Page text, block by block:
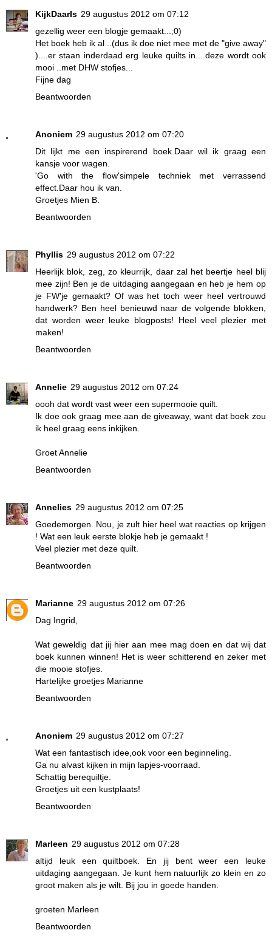
KijkDaarIs 29 augustus 2012 om 07:12
gezellig weer een blogje gemaakt...;0)
Het boek heb ik al ..(dus ik doe niet mee met de "give away"
)....er staan inderdaad erg leuke quilts in....deze wordt ook
mooi ..met DHW stofjes...
Fijne dag
Beantwoorden
Anoniem 29 augustus 2012 om 07:20
Dit lijkt me een inspirerend boek.Daar wil ik graag een
kansje voor wagen.
'Go with the flow'simpele techniek met verrassend
effect.Daar hou ik van.
Groetjes Mien B.
Beantwoorden
Phyllis 29 augustus 2012 om 07:22
Heerlijk blok, zeg, zo kleurrijk, daar zal het beertje heel blij
mee zijn! Ben je de uitdaging aangegaan en heb je hem op
je FW'je gemaakt? Of was het toch weer heel vertrouwd
handwerk? Ben heel benieuwd naar de volgende blokken,
dat worden weer leuke blogposts! Heel veel plezier met
maken!
Beantwoorden
Annelie 29 augustus 2012 om 07:24
oooh dat wordt vast weer een supermooie quilt.
Ik doe ook graag mee aan de giveaway, want dat boek zou
ik heel graag eens inkijken.
Groet Annelie
Beantwoorden
Annelies 29 augustus 2012 om 07:25
Goedemorgen. Nou, je zult hier heel wat reacties op krijgen
! Wat een leuk eerste blokje heb je gemaakt !
Veel plezier met deze quilt.
Beantwoorden
Marianne 29 augustus 2012 om 07:26
Dag Ingrid,
Wat geweldig dat jij hier aan mee mag doen en dat wij dat
boek kunnen winnen! Het is weer schitterend en zeker met
die mooie stofjes.
Hartelijke groetjes Marianne
Beantwoorden
Anoniem 29 augustus 2012 om 07:27
Wat een fantastisch idee,ook voor een beginneling.
Ga nu alvast kijken in mijn lapjes-voorraad.
Schattig berequiltje.
Groetjes uit een kustplaats!
Beantwoorden
Marleen 29 augustus 2012 om 07:28
altijd leuk een quiltboek. En jij bent weer een leuke
uitdaging aangegaan. Je kunt hem natuurlijk zo klein en zo
groot maken als je wilt. Bij jou in goede handen.
groeten Marleen
Beantwoorden